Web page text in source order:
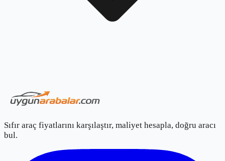
Sıfır araç fiyatlarını karşılaştır, maliyet hesapla, doğru aracı
bul.